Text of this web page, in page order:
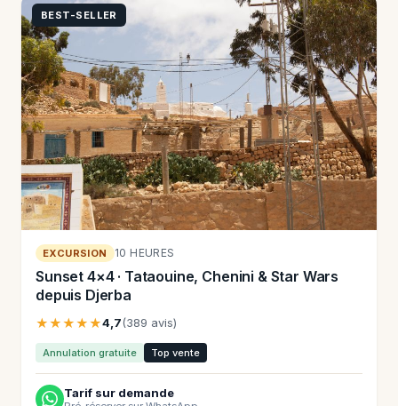
BEST-SELLER
EXCURSION 10 HEURES
Sunset 4×4 · Tataouine, Chenini & Star Wars
depuis Djerba
★★★★★4,7(389 avis)
Annulation gratuite Top vente
Tarif sur demande